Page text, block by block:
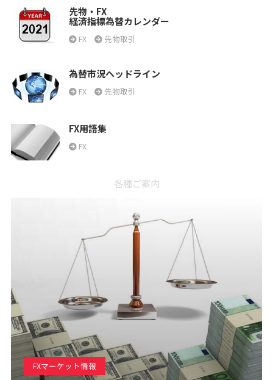
先物・FX
経済指標為替カレンダー
FX 先物取引
為替市況ヘッドライン
FX 先物取引
FX用語集
FX
各種ご案内
FXマーケット情報